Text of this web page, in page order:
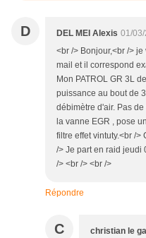
D DEL MEI Alexis 01/
<br /> Bonjour,<br />
mail et il correspond
Mon PATROL GR 3L
puissance au bout de
débimètre d'air. Pas
la vanne EGR , pose
filtre effet vintuty.<br />
/> Je part en raid jeudi
/> <br /> <br />
Répondre
C christian le